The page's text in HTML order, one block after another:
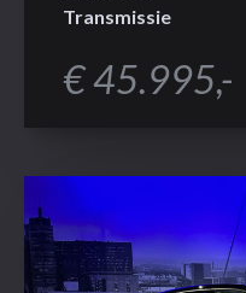
Transmissie
€ 45.995,-